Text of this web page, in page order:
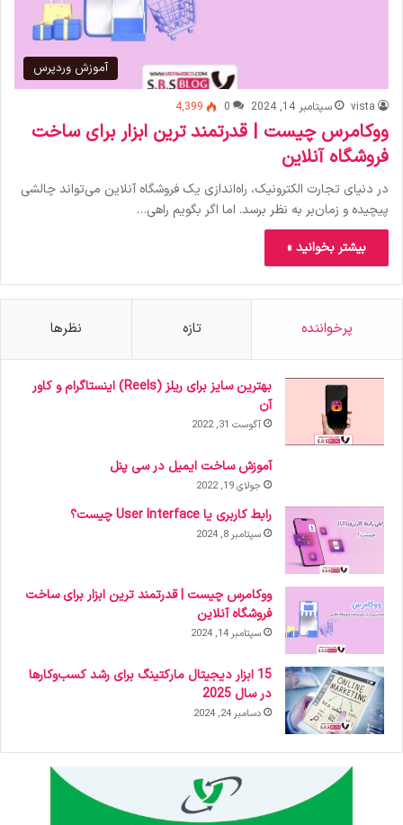
آموزش وردپرس
vista سپتامبر 14, 2024 0
4,399
ووکامرس چیست | قدرتمند ترین ابزار برای ساخت
فروشگاه آنلاین
در دنیای تجارت الکترونیک، راه‌اندازی یک فروشگاه آنلاین می‌تواند چالشی
پیچیده و زمان‌بر به نظر برسد. اما اگر بگویم راهی…
بیشتر بخوانید »
پرخواننده تازه نظرها
بهترین سایز برای ریلز (Reels) اینستاگرام و کاور
آن
آگوست 31, 2022
آموزش ساخت ایمیل در سی پنل
جولای 19, 2022
رابط کاربری یا User Interface چیست؟
سپتامبر 8, 2024
ووکامرس چیست | قدرتمند ترین ابزار برای ساخت
فروشگاه آنلاین
سپتامبر 14, 2024
15 ابزار دیجیتال مارکتینگ برای رشد کسب‌وکارها
در سال 2025
دسامبر 24, 2024